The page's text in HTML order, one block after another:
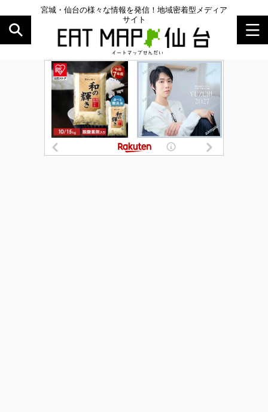
宮城・仙台の様々な情報を発信！地域密着型メディア
サイト